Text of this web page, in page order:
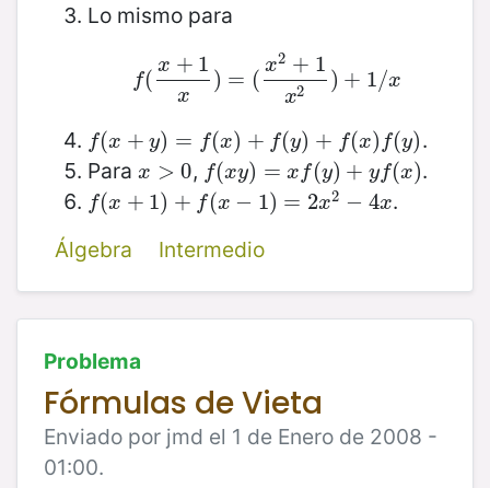
Lo mismo para
f(
x + 1
x
) = (
x2 + 1
x2 ) + 1/x
f(x+1x) =( x2+1x2)+1/ x
f(x + y) = f(x) + f(y) + f(x) f(y)
f(x+ y) =f (x) +f(y) +f (x)f( y)
.
Para x > 0
x>0 , f(xy) = x f(y) + yf(x)
f(xy)= xf (y )+yf (x) .
f(x + 1) + f(x − 1) = 2x2 − 4x
f(x+ 1) +f x− 1)= 2x 2−4 x
.
Álgebra
Intermedio
Problema
Fórmulas de Vieta
Enviado por jmd el 1 de Enero de 2008 -
01:00.